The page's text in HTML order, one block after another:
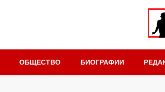
ОБЩЕСТВО БИОГРАФИИ